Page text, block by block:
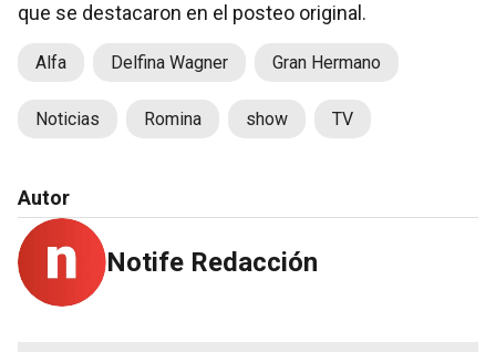
que se destacaron en el posteo original.
Alfa Delfina Wagner Gran Hermano
Noticias Romina show TV
Autor
Notife Redacción